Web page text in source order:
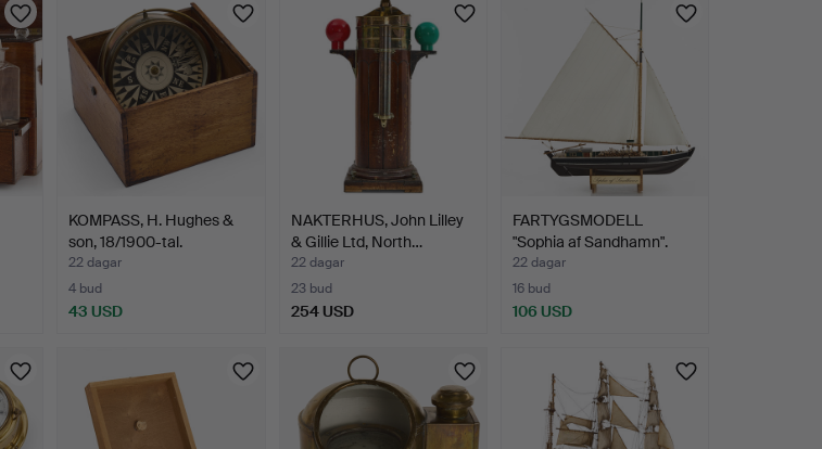
KOMPASS, H. Hughes &
son, 18/1900-tal.
22 dagar
4 bud
43 USD
NAKTERHUS, John Lilley
& Gillie Ltd, North…
22 dagar
23 bud
254 USD
FARTYGSMODELL
"Sophia af Sandhamn".
1900-t…
22 dagar
16 bud
106 USD